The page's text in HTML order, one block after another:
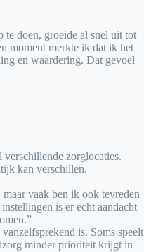
te doen, groeide al snel uit tot
moment merkte ik dat ik het
en waardering. Dat gevoel
zorglocaties.
kan verschillen.
vaak ben ik ook tevreden
is er echt aandacht
is. Soms speelt
minder prioriteit krijgt in